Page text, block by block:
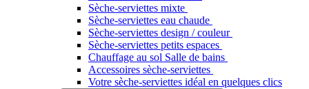
Sèche-serviettes mixte
Sèche-serviettes eau chaude
Sèche-serviettes design / couleur
Sèche-serviettes petits espaces
Chauffage au sol Salle de bains
Accessoires sèche-serviettes
Votre sèche-serviettes idéal en quelques clics